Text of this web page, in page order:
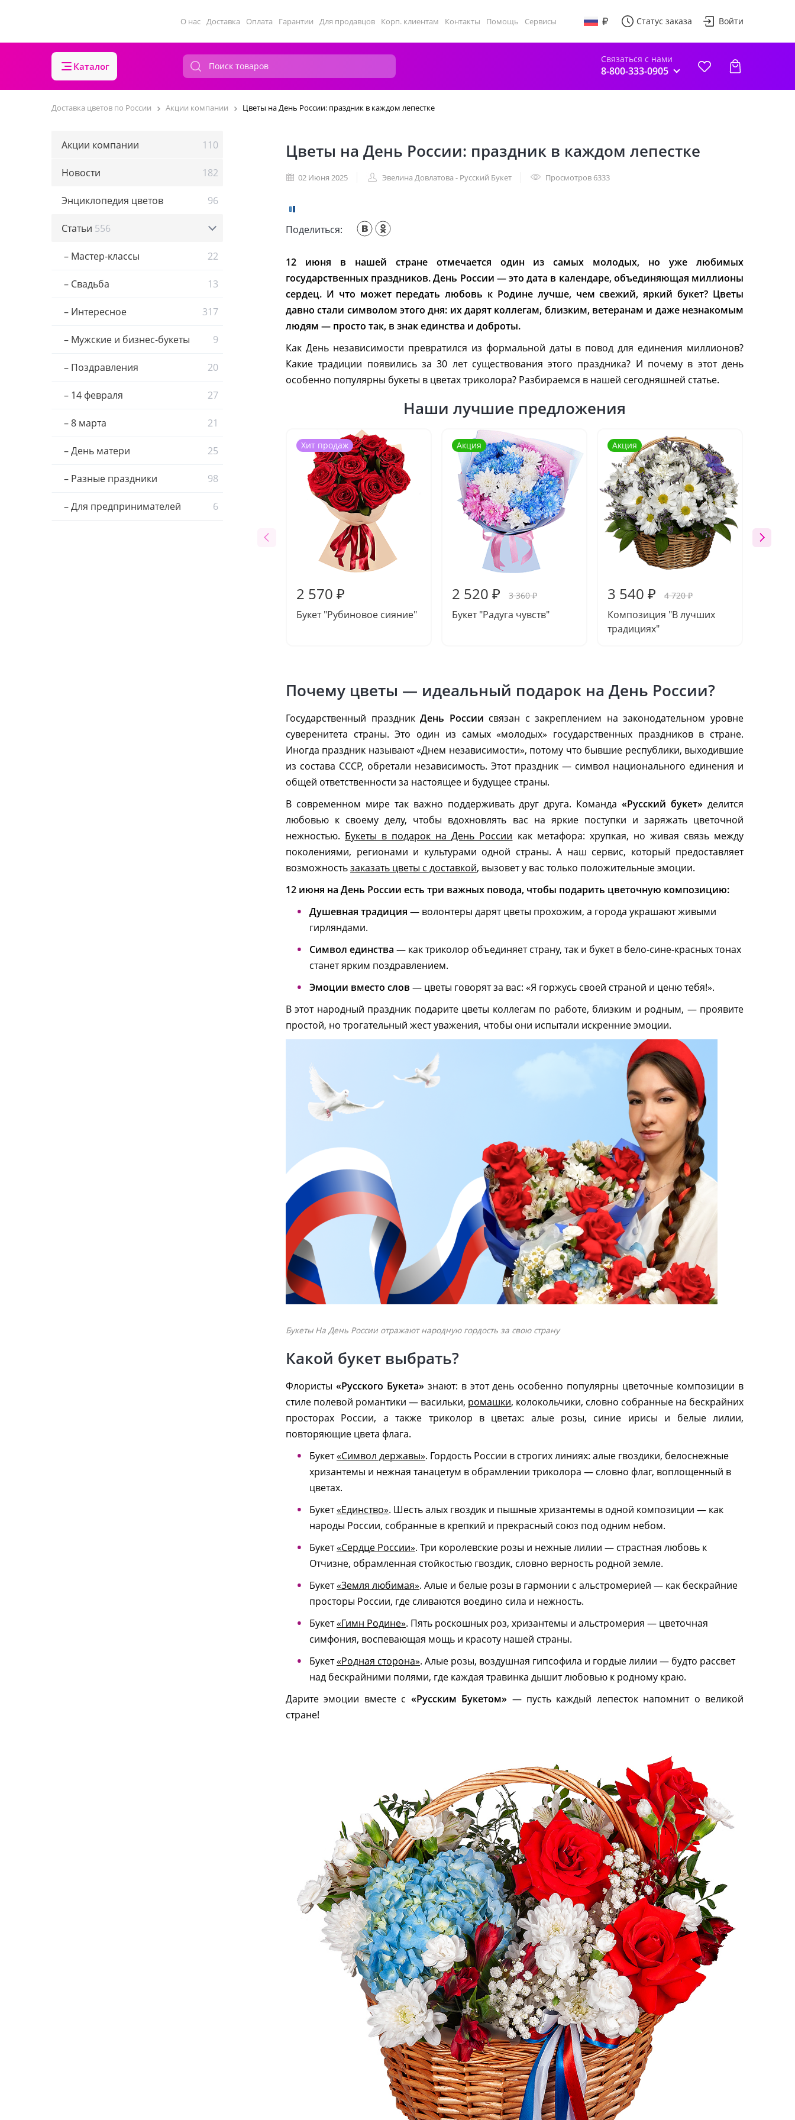
О нас Доставка Оплата Гарантии Для продавцов Корп. клиентам Контакты Помощь Сервисы Статус заказа Войти
Каталог
Связаться с нами
8-800-333-0905
Доставка цветов по России Акции компании Цветы на День России: праздник в каждом лепестке
Акции компании 110
Новости 182
Энциклопедия цветов 96
Статьи 556
– Мастер-классы 22
– Свадьба 13
– Интересное 317
– Мужские и бизнес-букеты 9
– Поздравления 20
– 14 февраля 27
– 8 марта 21
– День матери 25
– Разные праздники 98
– Для предпринимателей 6
Цветы на День России: праздник в каждом лепестке
02 Июня 2025 Эвелина Довлатова - Русский Букет Просмотров 6333
Поделиться:
12 июня в нашей стране отмечается один из самых молодых, но уже любимых
государственных праздников. День России — это дата в календаре, объединяющая миллионы
сердец. И что может передать любовь к Родине лучше, чем свежий, яркий букет? Цветы
давно стали символом этого дня: их дарят коллегам, близким, ветеранам и даже незнакомым
людям — просто так, в знак единства и доброты.
Как День независимости превратился из формальной даты в повод для единения миллионов?
Какие традиции появились за 30 лет существования этого праздника? И почему в этот день
особенно популярны букеты в цветах триколора? Разбираемся в нашей сегодняшней статье.
Наши лучшие предложения
Хит продаж
2 570 ₽
Букет "Рубиновое сияние"
Акция
2 520 ₽ 3 360 ₽
Букет "Радуга чувств"
Акция
3 540 ₽ 4 720 ₽
Композиция "В лучших
традициях"
Почему цветы — идеальный подарок на День России?
Государственный праздникДень России связан с закреплением на законодательном уровне
суверенитета страны. Это один из самых «молодых» государственных праздников в стране.
Иногда праздник называют «Днем независимости», потому что бывшие республики, выходившие
из состава СССР, обретали независимость. Этот праздник — символ национального единения и
общей ответственности за настоящее и будущее страны.
В современном мире так важно поддерживать друг друга. Команда«Русский букет» делится
любовью к своему делу, чтобы вдохновлять вас на яркие поступки и заряжать цветочной
нежностью. Букеты в подарок на День России как метафора: хрупкая, но живая связь между
поколениями, регионами и культурами одной страны. А наш сервис, который предоставляет
возможностьзаказать цветы с доставкой, вызовет у вас только положительные эмоции.
12 июня на День России есть три важных повода, чтобы подарить цветочную композицию:
Душевная традиция — волонтеры дарят цветы прохожим, а города украшают живыми
гирляндами.
Символ единства — как триколор объединяет страну, так и букет в бело-сине-красных тонах
станет ярким поздравлением.
Эмоции вместо слов — цветы говорят за вас: «Я горжусь своей страной и ценю тебя!».
В этот народный праздник подарите цветы коллегам по работе, близким и родным, — проявите
простой, но трогательный жест уважения, чтобы они испытали искренние эмоции.
Букеты На День России отражают народную гордость за свою страну
Какой букет выбрать?
Флористы «Русского Букета»знают: в этот день особенно популярны цветочные композиции в
стиле полевой романтики — васильки, ромашки, колокольчики, словно собранные на бескрайних
просторах России, а также триколор в цветах: алые розы, синие ирисы и белые лилии,
повторяющие цвета флага.
Букет«Символ державы». Гордость России в строгих линиях: алые гвоздики, белоснежные
хризантемы и нежная танацетум в обрамлении триколора — словно флаг, воплощенный в
цветах.
Букет«Единство». Шесть алых гвоздик и пышные хризантемы в одной композиции — как
народы России, собранные в крепкий и прекрасный союз под одним небом.
Букет«Сердце России». Три королевские розы и нежные лилии — страстная любовь к
Отчизне, обрамленная стойкостью гвоздик, словно верность родной земле.
Букет«Земля любимая». Алые и белые розы в гармонии с альстромерией — как бескрайние
просторы России, где сливаются воедино сила и нежность.
Букет«Гимн Родине». Пять роскошных роз, хризантемы и альстромерия — цветочная
симфония, воспевающая мощь и красоту нашей страны.
Букет«Родная сторона». Алые розы, воздушная гипсофила и гордые лилии — будто рассвет
над бескрайними полями, где каждая травинка дышит любовью к родному краю.
Дарите эмоции вместе с «Русским Букетом» — пусть каждый лепесток напомнит о великой
стране!